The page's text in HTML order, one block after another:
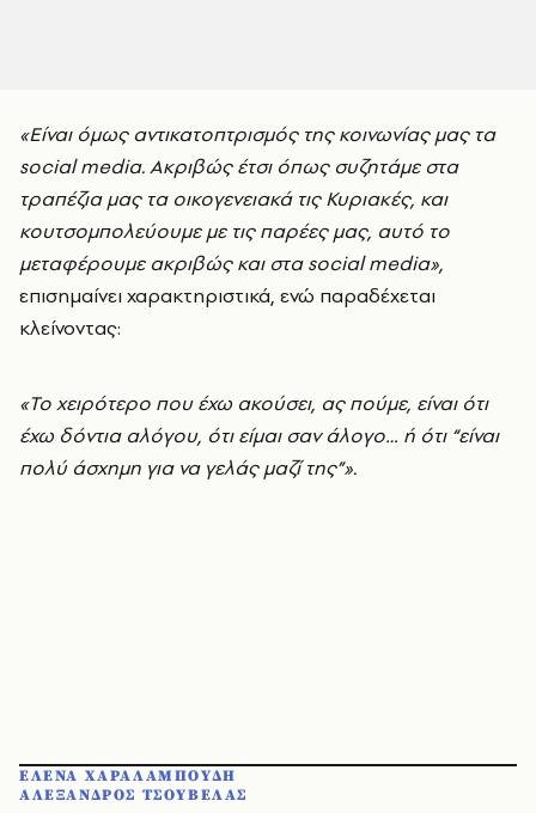
«Είναι όμως αντικατοπτρισμός της κοινωνίας μας τα
social media. Ακριβώς έτσι όπως συζητάμε στα
τραπέζια μας τα οικογενειακά τις Κυριακές, και
κουτσομπολεύουμε με τις παρέες μας, αυτό το
μεταφέρουμε ακριβώς και στα social media»,
επισημαίνει χαρακτηριστικά, ενώ παραδέχεται
κλείνοντας:
«Το χειρότερο που έχω ακούσει, ας πούμε, είναι ότι
έχω δόντια αλόγου, ότι είμαι σαν άλογο… ή ότι “είναι
πολύ άσχημη για να γελάς μαζί της”».
ΕΛΕΝΑ ΧΑΡΑΛΑΜΠΟΥΔΗ
ΑΛΕΞΑΝΔΡΟΣ ΤΣΟΥΒΕΛΑΣ